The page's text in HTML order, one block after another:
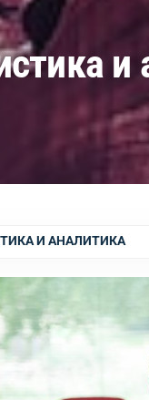
и
И АНАЛИТИКА